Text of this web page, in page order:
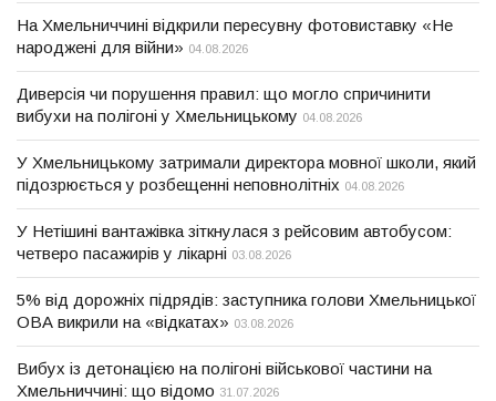
На Хмельниччині відкрили пересувну фотовиставку «Не
народжені для війни» 04.08.2026
Диверсія чи порушення правил: що могло спричинити
вибухи на полігоні у Хмельницькому 04.08.2026
У Хмельницькому затримали директора мовної школи, який
підозрюється у розбещенні неповнолітніх 04.08.2026
У Нетішині вантажівка зіткнулася з рейсовим автобусом:
четверо пасажирів у лікарні 03.08.2026
5% від дорожніх підрядів: заступника голови Хмельницької
ОВА викрили на «відкатах» 03.08.2026
Вибух із детонацією на полігоні військової частини на
Хмельниччині: що відомо 31.07.2026